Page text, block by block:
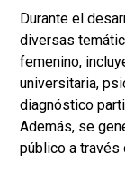
Durante el
diversas
femenino,
universitaria,
diagnóstico
Además, se
público a través